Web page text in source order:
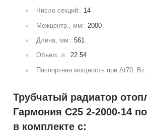
Число секций: 14
Межцентр., мм: 2000
Длина, мм: 561
Объем, л: 22.54
Паспортная мощность при Δt70, Вт:
Трубчатый радиатор
Гармония С25 2-2000-14
в комплекте с: